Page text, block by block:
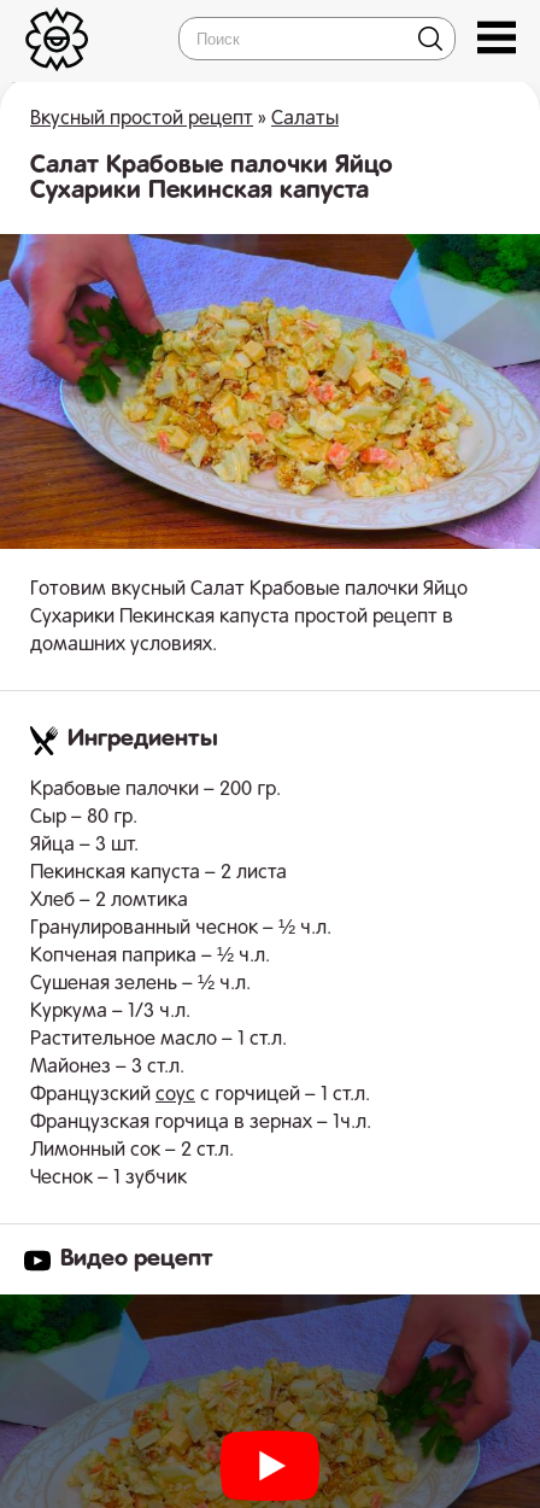
Вкусный простой рецепт » Салаты
Салат Крабовые палочки Яйцо
Сухарики Пекинская капуста
Готовим вкусный Салат Крабовые палочки Яйцо
Сухарики Пекинская капуста простой рецепт в
домашних условиях.
Ингредиенты
Крабовые палочки – 200 гр.
Сыр – 80 гр.
Яйца – 3 шт.
Пекинская капуста – 2 листа
Хлеб – 2 ломтика
Гранулированный чеснок – ½ ч.л.
Копченая паприка – ½ ч.л.
Сушеная зелень – ½ ч.л.
Куркума – 1/3 ч.л.
Растительное масло – 1 ст.л.
Майонез – 3 ст.л.
Французский соус с горчицей – 1 ст.л.
Французская горчица в зернах – 1ч.л.
Лимонный сок – 2 ст.л.
Чеснок – 1 зубчик
Видео рецепт